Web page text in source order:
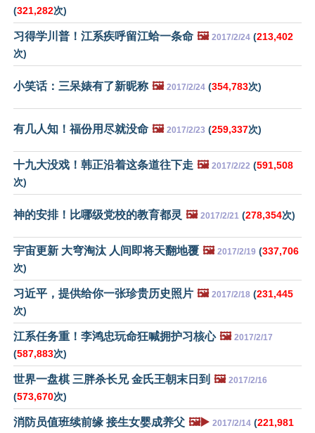
(321,282次)
习得学川普！江系疾呼留江蛤一条命 🖼️ 2017/2/24 (213,402
次)
小笑话：三呆婊有了新昵称 🖼️ 2017/2/24 (354,783次)
有几人知！福份用尽就没命 🖼️ 2017/2/23 (259,337次)
十九大没戏！韩正沿着这条道往下走 🖼️ 2017/2/22 (591,508
次)
神的安排！比哪级党校的教育都灵 🖼️ 2017/2/21 (278,354次)
宇宙更新 大穹淘汰 人间即将天翻地覆 🖼️ 2017/2/19 (337,706
次)
习近平，提供给你一张珍贵历史照片 🖼️ 2017/2/18 (231,445
次)
江系任务重！李鸿忠玩命狂喊拥护习核心 🖼️ 2017/2/17
(587,883次)
世界一盘棋 三胖杀长兄 金氏王朝末日到 🖼️ 2017/2/16
(573,670次)
消防员值班续前缘 接生女婴成养父 🖼️▶️ 2017/2/14 (221,981